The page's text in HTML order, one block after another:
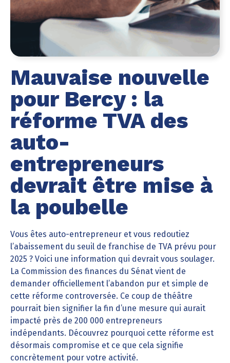
Mauvaise nouvelle
pour Bercy : la
réforme TVA des
auto-
entrepreneurs
devrait être mise à
la poubelle
Vous êtes auto-entrepreneur et vous redoutiez
l’abaissement du seuil de franchise de TVA prévu pour
2025 ? Voici une information qui devrait vous soulager.
La Commission des finances du Sénat vient de
demander officiellement l’abandon pur et simple de
cette réforme controversée. Ce coup de théâtre
pourrait bien signifier la fin d’une mesure qui aurait
impacté près de 200 000 entrepreneurs
indépendants. Découvrez pourquoi cette réforme est
désormais compromise et ce que cela signifie
concrètement pour votre activité.